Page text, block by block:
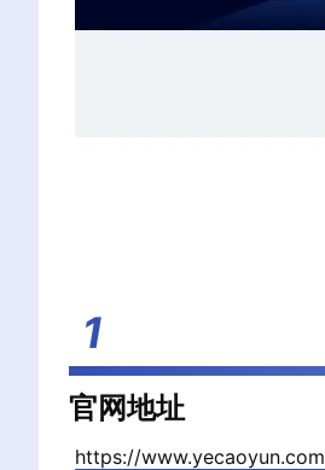
官网地址
https://www.yecaoyun.com